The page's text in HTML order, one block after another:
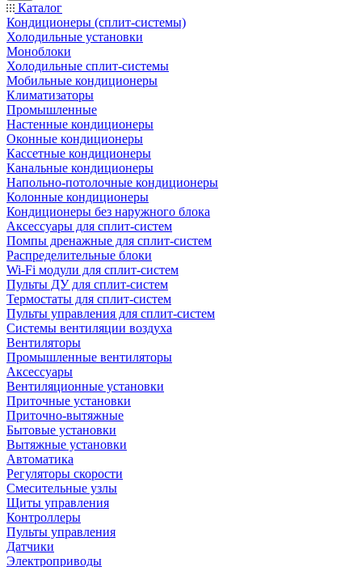
Каталог
Кондиционеры (сплит-системы)
Холодильные установки
Моноблоки
Холодильные сплит-системы
Мобильные кондиционеры
Климатизаторы
Промышленные
Настенные кондиционеры
Оконные кондиционеры
Кассетные кондиционеры
Канальные кондиционеры
Напольно-потолочные кондиционеры
Колонные кондиционеры
Кондиционеры без наружного блока
Аксессуары для сплит-систем
Помпы дренажные для сплит-систем
Распределительные блоки
Wi-Fi модули для сплит-систем
Пульты ДУ для сплит-систем
Термостаты для сплит-систем
Пульты управления для сплит-систем
Системы вентиляции воздуха
Вентиляторы
Промышленные вентиляторы
Аксессуары
Вентиляционные установки
Приточные установки
Приточно-вытяжные
Бытовые установки
Вытяжные установки
Автоматика
Регуляторы скорости
Смесительные узлы
Щиты управления
Контроллеры
Пульты управления
Датчики
Электроприводы